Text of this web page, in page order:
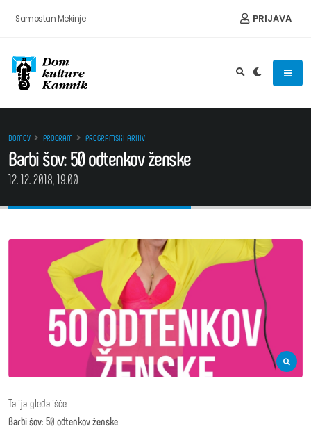
Samostan Mekinje PRIJAVA
DOMOV PROGRAM PROGRAMSKI ARHIV
Barbi šov: 50 odtenkov ženske
12. 12. 2018, 19.00
Talija gledališče
Barbi šov: 50 odtenkov ženske